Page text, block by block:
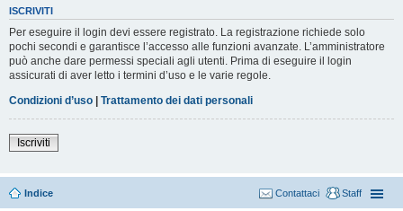
ISCRIVITI
Per eseguire il login devi essere registrato. La registrazione richiede solo
pochi secondi e garantisce l’accesso alle funzioni avanzate. L’amministratore
può anche dare permessi speciali agli utenti. Prima di eseguire il login
assicurati di aver letto i termini d’uso e le varie regole.
Condizioni d’uso | Trattamento dei dati personali
Iscriviti
Indice Staff
Contattaci